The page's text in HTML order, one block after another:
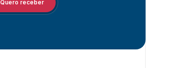
Quero receber